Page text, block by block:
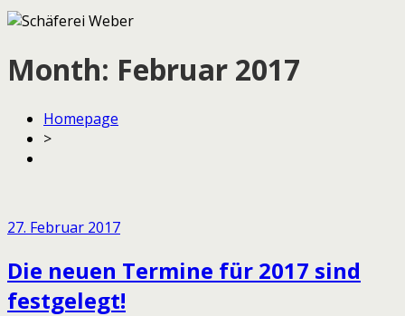
Month: Februar 2017
Homepage
>
27. Februar 2017
Die neuen Termine für 2017 sind
festgelegt!